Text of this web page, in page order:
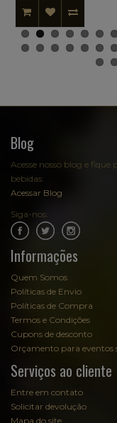
Blog
Acesse nosso blog e
bebidas:
Acessar Blog
Siga-nos:
Informações
Quem Somos
Políticas de Envio
Políticas de Compra
Termos e Condições
Cupons de desconto
Orçamento para eventos
Serviços ao cliente
Entre em contato
Solicitar devolução
Mapa do site